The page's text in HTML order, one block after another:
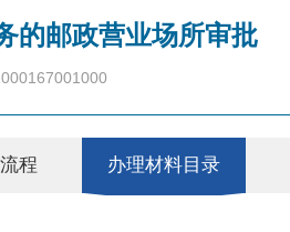
的邮政营业场所审批
程 办理材料目录